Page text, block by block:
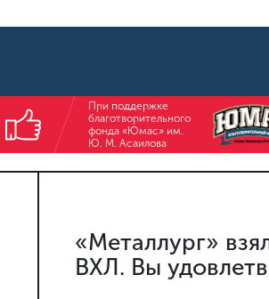
При поддержке
благотворительного
фонда «Юмас» им.
Ю. М. Асаилова
«Металлург»
ВХЛ. Вы